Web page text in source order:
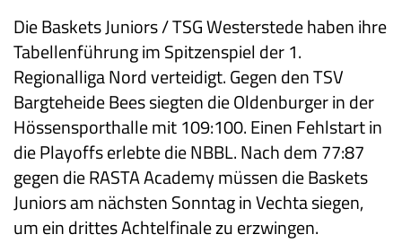
Die Baskets Juniors / TSG Westerstede haben ihre
Tabellenführung im Spitzenspiel der 1.
Regionalliga Nord verteidigt. Gegen den TSV
Bargteheide Bees siegten die Oldenburger in der
Hössensporthalle mit 109:100. Einen Fehlstart in
die Playoffs erlebte die NBBL. Nach dem 77:87
gegen die RASTA Academy müssen die Baskets
Juniors am nächsten Sonntag in Vechta siegen,
um ein drittes Achtelfinale zu erzwingen.